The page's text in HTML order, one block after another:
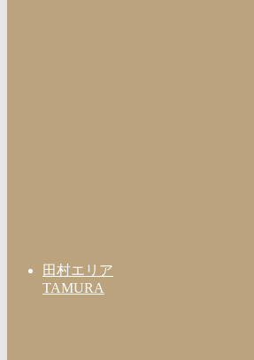
田村エリア
TAMURA